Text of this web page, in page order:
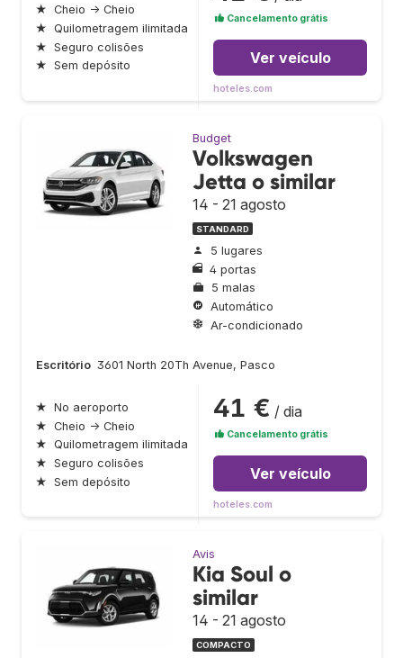
★ Cheio → Cheio
★ Quilometragem ilimitada
★ Seguro colisões
★ Sem depósito
Cancelamento grátis
Ver veículo
hoteles.com
Budget
Volkswagen
Jetta o similar
14 - 21 agosto
STANDARD
5 lugares
4 portas
5 malas
Automático
Ar-condicionado
Escritório 3601 North 20Th Avenue, Pasco
★ No aeroporto
★ Cheio → Cheio
★ Quilometragem ilimitada
★ Seguro colisões
★ Sem depósito
41 € / dia
Cancelamento grátis
Ver veículo
hoteles.com
Avis
Kia Soul o
similar
14 - 21 agosto
COMPACTO